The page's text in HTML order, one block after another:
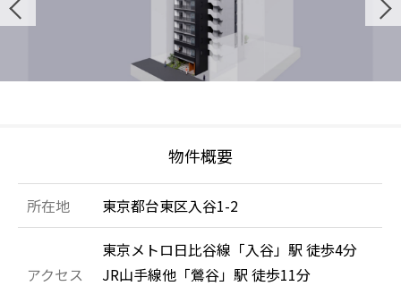
物件概要
所在地 東京都台東区入谷1-2
アクセス
東京メトロ日比谷線「入谷」駅 徒歩4分
JR山手線他「鶯谷」駅 徒歩11分